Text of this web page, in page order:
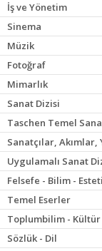
İş ve Yönetim
Sinema
Müzik
Fotoğraf
Mimarlık
Sanat Dizisi
Taschen Temel
Sanatçılar, Akımlar,
Uygulamalı Sanat
Felsefe - Bilim -
Temel Eserler
Toplumbilim - Kültür
Sözlük - Dil